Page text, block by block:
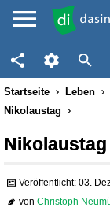
Startseite Leben
Nikolaustag
Nikolaustag
Veröffentlicht: 03.
vonChristoph